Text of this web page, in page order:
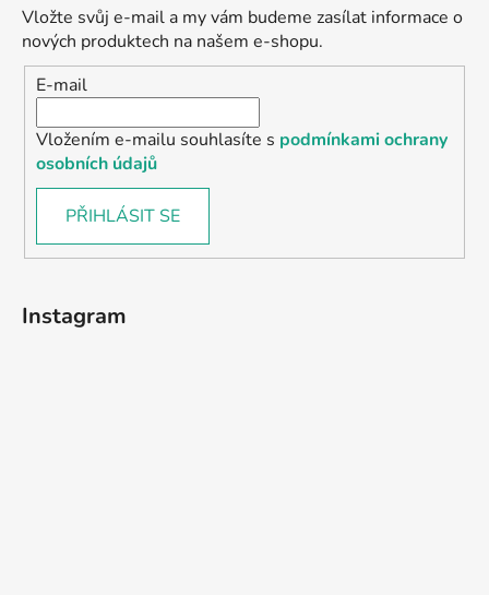
Vložte svůj e-mail a my vám budeme zasílat informace o
nových produktech na našem e-shopu.
E-mail
Vložením e-mailu souhlasíte s podmínkami ochrany
osobních údajů
PŘIHLÁSIT SE
Instagram